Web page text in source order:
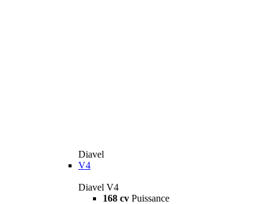
Diavel
V4
Diavel V4
168 cv Puissance